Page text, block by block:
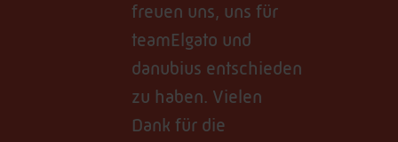
freuen uns, uns für
teamElgato und
danubius entschieden
zu haben. Vielen
Dank für die